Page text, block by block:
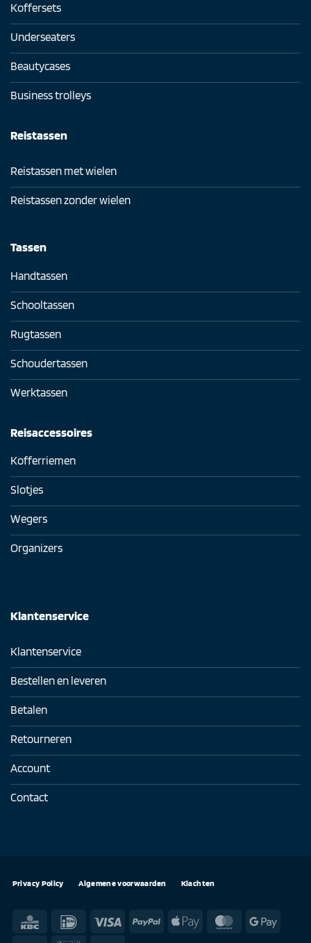
Koffersets
Underseaters
Beautycases
Business trolleys
Reistassen
Reistassen met wielen
Reistassen zonder wielen
Tassen
Handtassen
Schooltassen
Rugtassen
Schoudertassen
Werktassen
Reisaccessoires
Kofferriemen
Slotjes
Wegers
Organizers
Klantenservice
Klantenservice
Bestellen en leveren
Betalen
Retourneren
Account
Contact
Privacy Policy Algemene voorwaarden Klachten
KBC IDeal Visa PayPal Apple
MasterCardGoogle